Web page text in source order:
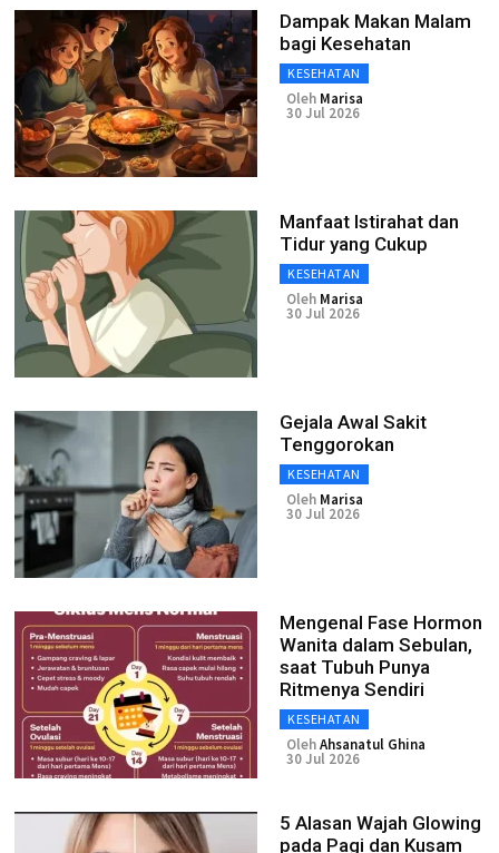
Dampak Makan Malam
bagi Kesehatan
KESEHATAN
Oleh Marisa
30 Jul 2026
Manfaat Istirahat dan
Tidur yang Cukup
KESEHATAN
Oleh Marisa
30 Jul 2026
Gejala Awal Sakit
Tenggorokan
KESEHATAN
Oleh Marisa
30 Jul 2026
Mengenal Fase Hormon
Wanita dalam Sebulan,
saat Tubuh Punya
Ritmenya Sendiri
KESEHATAN
OlehAhsanatul Ghina
30 Jul 2026
5 Alasan Wajah Glowing
pada Pagi dan Kusam